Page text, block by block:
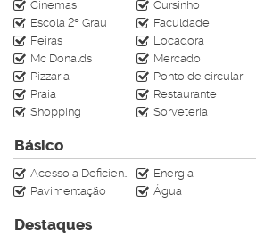
CRECI J-4728
Cinemas
Cursinho
Escola 2º Grau
Faculdade
Feiras
Locadora
Mc Donalds
Mercado
Pizzaria
Ponto de circular
Praia
Restaurante
Shopping
Sorveteria
Básico
Acesso a Deficientes Energia
Pavimentação
Água
Destaques